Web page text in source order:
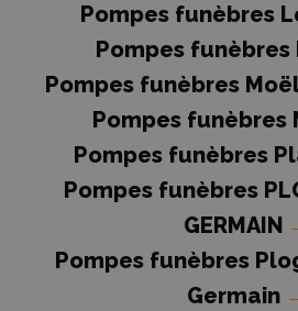
Pompes funèbres
Pompes
Pompes funèbres
Pompes funèbres
Pompes funèbres
Pompes funèbres
GERMAIN
Pompes funèbres
Germain